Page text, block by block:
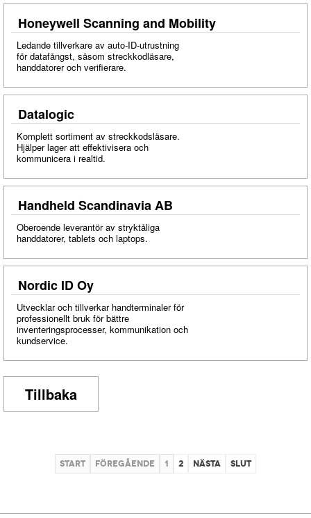
Honeywell Scanning and Mobility
Ledande tillverkare av auto-ID-utrustning
för datafångst, såsom streckkodläsare,
handdatorer och verifierare.
Datalogic
Komplett sortiment av streckkodsläsare.
Hjälper lager att effektivisera och
kommunicera i realtid.
Handheld Scandinavia AB
Oberoende leverantör av stryktåliga
handdatorer, tablets och laptops.
Nordic ID Oy
Utvecklar och tillverkar handterminaler för
professionellt bruk för bättre
inventeringsprocesser, kommunikation och
kundservice.
Tillbaka
Start Föregående 1 2 Nästa Slut